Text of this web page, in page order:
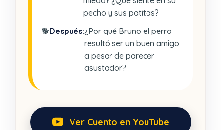
pecho y sus patitas?
🐕Después:¿Por qué Bruno el perro
resultó ser un buen amigo
a pesar de parecer
asustador?
Ver Cuento en YouTube